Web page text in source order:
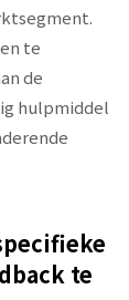
te
de
hulpmiddel
te